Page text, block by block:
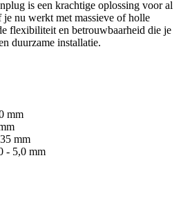
is een krachtige oplossing voor al
nu werkt met massieve of holle
flexibiliteit en betrouwbaarheid die je
duurzame installatie.
mm
mm
- 5,0 mm